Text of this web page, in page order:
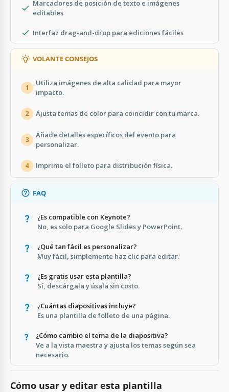
Marcadores de posición de texto e imágenes
editables
Interfaz drag-and-drop para ediciones fáciles
VOLANTE CONSEJOS
1
Utiliza imágenes de alta calidad para mayor
impacto.
2 Ajusta temas de color para coincidir con tu marca.
3
Añade detalles específicos del evento para
personalizar.
4 Imprime el folleto para distribución física.
FAQ
¿Es compatible con Keynote?
No, es solo para Google Slides y PowerPoint.
¿Qué tan fácil es personalizar?
Muy fácil, simplemente haz clic para editar.
¿Es gratis usar esta plantilla?
Sí, descárgala y úsala sin costo.
¿Cuántas diapositivas incluye?
Es una plantilla de folleto de una página.
¿Cómo cambio el tema de la diapositiva?
Ve a la vista maestra y ajusta los temas según sea
necesario.
Cómo usar y editar esta plantilla